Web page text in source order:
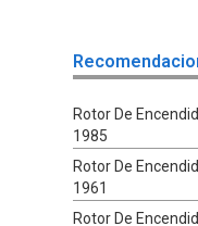
Rotor De
1985
Rotor De
1961
Rotor De